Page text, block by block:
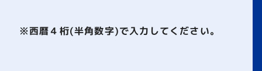
※西暦４桁(半角数字)で入力してください。